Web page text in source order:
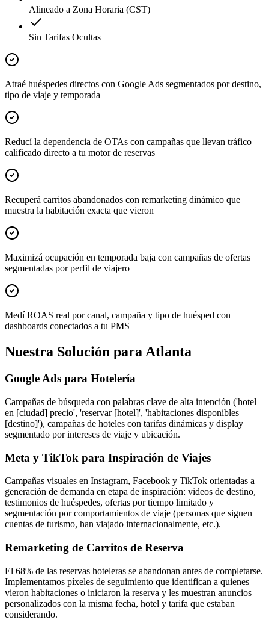
Alineado a Zona Horaria (CST)
Sin Tarifas Ocultas
Atraé huéspedes directos con Google Ads segmentados por destino,
tipo de viaje y temporada
Reducí la dependencia de OTAs con campañas que llevan tráfico
calificado directo a tu motor de reservas
Recuperá carritos abandonados con remarketing dinámico que
muestra la habitación exacta que vieron
Maximizá ocupación en temporada baja con campañas de ofertas
segmentadas por perfil de viajero
Medí ROAS real por canal, campaña y tipo de huésped con
dashboards conectados a tu PMS
Nuestra Solución para Atlanta
Google Ads para Hotelería
Campañas de búsqueda con palabras clave de alta intención ('hotel
en [ciudad] precio', 'reservar [hotel]', 'habitaciones disponibles
[destino]'), campañas de hoteles con tarifas dinámicas y display
segmentado por intereses de viaje y ubicación.
Meta y TikTok para Inspiración de Viajes
Campañas visuales en Instagram, Facebook y TikTok orientadas a
generación de demanda en etapa de inspiración: videos de destino,
testimonios de huéspedes, ofertas por tiempo limitado y
segmentación por comportamientos de viaje (personas que siguen
cuentas de turismo, han viajado internacionalmente, etc.).
Remarketing de Carritos de Reserva
El 68% de las reservas hoteleras se abandonan antes de completarse.
Implementamos píxeles de seguimiento que identifican a quienes
vieron habitaciones o iniciaron la reserva y les muestran anuncios
personalizados con la misma fecha, hotel y tarifa que estaban
considerando.